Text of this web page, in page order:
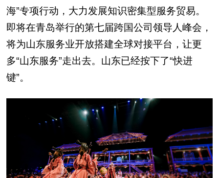
海”专项行动，大力发展知识密集型服务贸易。
即将在青岛举行的第七届跨国公司领导人峰会，
将为山东服务业开放搭建全球对接平台，让更
多“山东服务”走出去。山东已经按下了“快进
键”。